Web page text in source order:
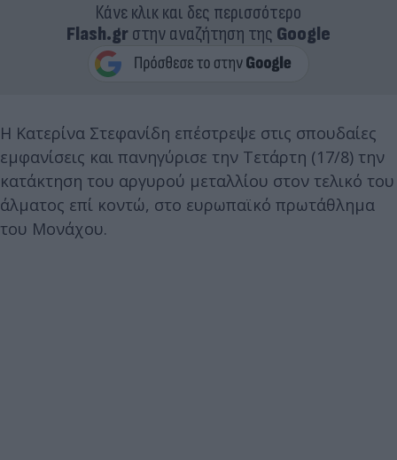
Κάνε κλικ και δες περισσότερο
Flash.grστην αναζήτηση της Google
Η Κατερίνα Στεφανίδη επέστρεψε στις σπουδαίες
εμφανίσεις και πανηγύρισε την Τετάρτη (17/8) την
κατάκτηση του αργυρού μεταλλίου στον τελικό του
άλματος επί κοντώ, στο ευρωπαϊκό πρωτάθλημα
του Μονάχου.